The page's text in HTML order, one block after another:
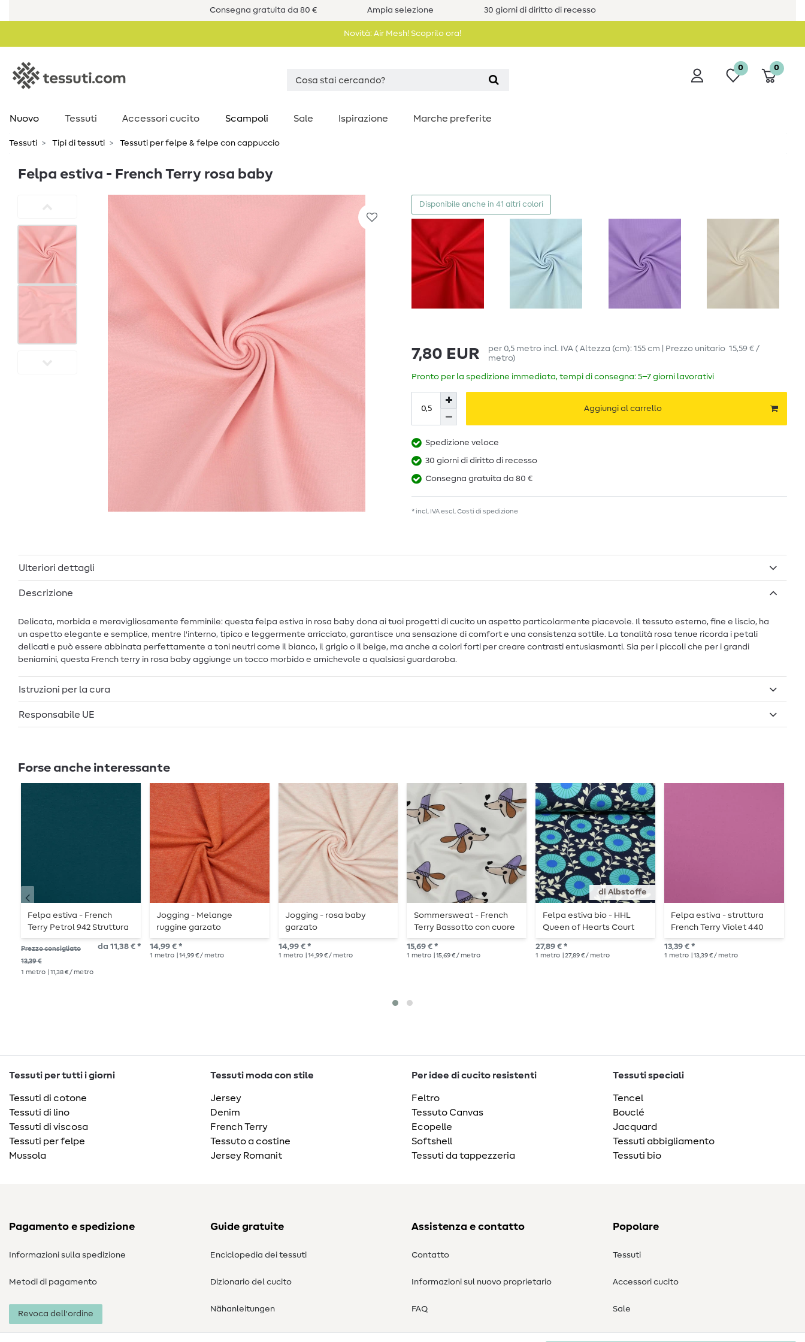
Consegna gratuita da 80 € Ampia selezione 30 giorni di diritto di recesso
Novità: Air Mesh! Scoprilo ora!
0 0
Nuovo Tessuti Accessori cucito Scampoli Sale Ispirazione Marche preferite
Tessuti Tipi di tessuti Tessuti per felpe & felpe con cappuccio
Felpa estiva - French Terry rosa baby
Disponibile anche in 41 altri colori
7,80 EUR per 0,5 metro incl. IVA ( Altezza (cm): 155 cm | Prezzo unitario 15,59 € /
metro)
Pronto per la spedizione immediata, tempi di consegna: 5–7 giorni lavorativi
Aggiungi al carrello
Spedizione veloce
30 giorni di diritto di recesso
Consegna gratuita da 80 €
* incl. IVA escl. Costi di spedizione
Ulteriori dettagli
Descrizione
Delicata, morbida e meravigliosamente femminile: questa felpa estiva in rosa baby dona ai tuoi progetti di cucito un aspetto particolarmente piacevole. Il tessuto esterno, fine e liscio, ha
un aspetto elegante e semplice, mentre l'interno, tipico e leggermente arricciato, garantisce una sensazione di comfort e una consistenza sottile. La tonalità rosa tenue ricorda i petali
delicati e può essere abbinata perfettamente a toni neutri come il bianco, il grigio o il beige, ma anche a colori forti per creare contrasti entusiasmanti. Sia per i piccoli che per i grandi
beniamini, questa French terry in rosa baby aggiunge un tocco morbido e amichevole a qualsiasi guardaroba.
Istruzioni per la cura
Responsabile UE
Forse anche interessante
Felpa estiva - French
Terry Petrol 942 Struttura
Loop
Prezzo consigliato
13,39 €
da 11,38 € *
1 metro | 11,38 € / metro
Jogging - Melange
ruggine garzato
14,99 € *
1 metro | 14,99 € / metro
Jogging - rosa baby
garzato
14,99 € *
1 metro | 14,99 € / metro
Sommersweat - French
Terry Bassotto con cuore
Ecru
15,69 € *
1 metro | 15,69 € / metro
di Albstoffe
Felpa estiva bio - HHL
Queen of Hearts Court
Garden Navy
27,89 € *
1 metro | 27,89 € / metro
Felpa estiva - struttura
French Terry Violet 440
Loop
13,39 € *
1 metro | 13,39 € / metro
Tessuti per tutti i giorni
Tessuti di cotone
Tessuti di lino
Tessuti di viscosa
Tessuti per felpe
Mussola
Tessuti moda con stile
Jersey
Denim
French Terry
Tessuto a costine
Jersey Romanit
Per idee di cucito resistenti
Feltro
Tessuto Canvas
Ecopelle
Softshell
Tessuti da tappezzeria
Tessuti speciali
Tencel
Bouclé
Jacquard
Tessuti abbigliamento
Tessuti bio
Pagamento e spedizione
Informazioni sulla spedizione
Metodi di pagamento
Revoca dell'ordine
Guide gratuite
Enciclopedia dei tessuti
Dizionario del cucito
Nähanleitungen
Assistenza e contatto
Contatto
Informazioni sul nuovo proprietario
FAQ
Popolare
Tessuti
Accessori cucito
Sale